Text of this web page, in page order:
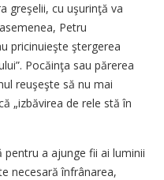
greşelii, cu uşurinţă va
Petru
pricinuieşte ştergerea
Pocăinţa sau părerea
reuşeşte să nu mai
„izbăvirea de rele stă în
pentru a ajunge fii ai luminii
necesară înfrânarea,